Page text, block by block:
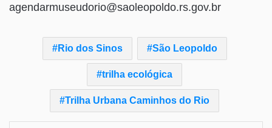
agendarmuseudorio@saoleopoldo.rs.gov.br
Rio dos Sinos São Leopoldo
trilha ecológica
Trilha Urbana Caminhos do Rio